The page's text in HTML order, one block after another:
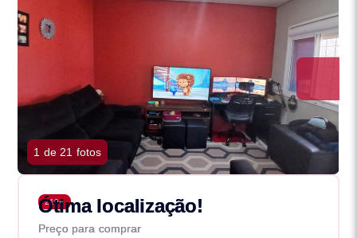
1 de 21 fotos
2194
Ótima localização!
Preço para comprar